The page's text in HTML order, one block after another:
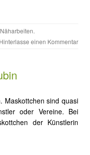
Näharbeiten.
Hinterlasse einen Kommentar
Maskottchen sind quasi
oder Vereine. Bei
der Künstlerin